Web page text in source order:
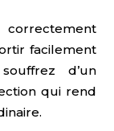
facilement
d’un
qui rend